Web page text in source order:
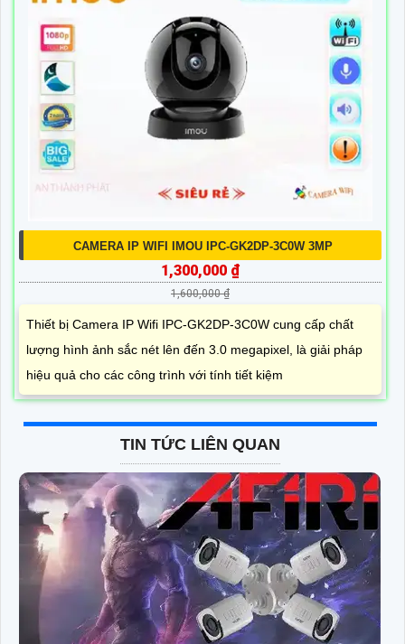
CAMERA IP WIFI IMOU IPC-GK2DP-3C0W 3MP
1,300,000 ₫
1,600,000 ₫
Thiết bị Camera IP Wifi IPC-GK2DP-3C0W cung cấp chất
lượng hình ảnh sắc nét lên đến 3.0 megapixel, là giải pháp
hiệu quả cho các công trình với tính tiết kiệm
TIN TỨC LIÊN QUAN